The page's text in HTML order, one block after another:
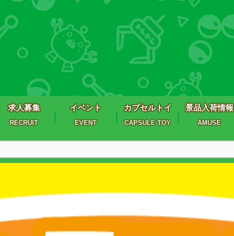
求人募集
RECRUIT
イベント
EVENT
カプセルトイ
CAPSULE TOY
景品入荷情報
AMUSE